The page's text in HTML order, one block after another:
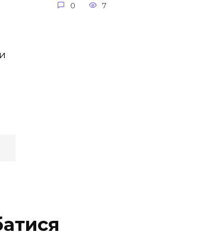
0 7